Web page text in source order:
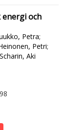
energi och
Petra;
Petri;
Scharin, Aki